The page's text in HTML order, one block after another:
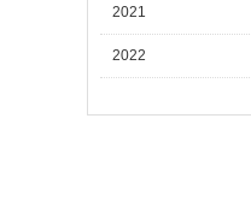
2021
2022